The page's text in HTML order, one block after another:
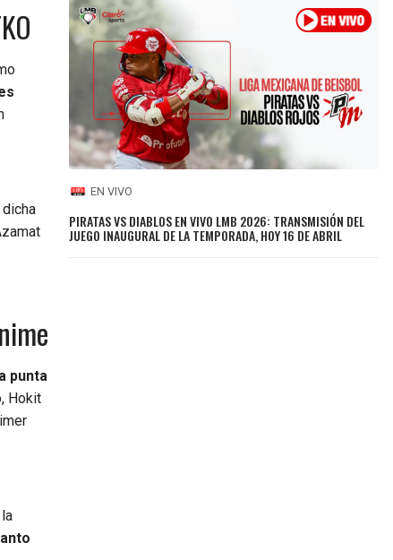
punta
Hokit
EN VIVO
PIRATAS VS DIABLOS EN VIVO LMB 2026: TRANSMISIÓN DEL
JUEGO INAUGURAL DE LA TEMPORADA, HOY 16 DE ABRIL